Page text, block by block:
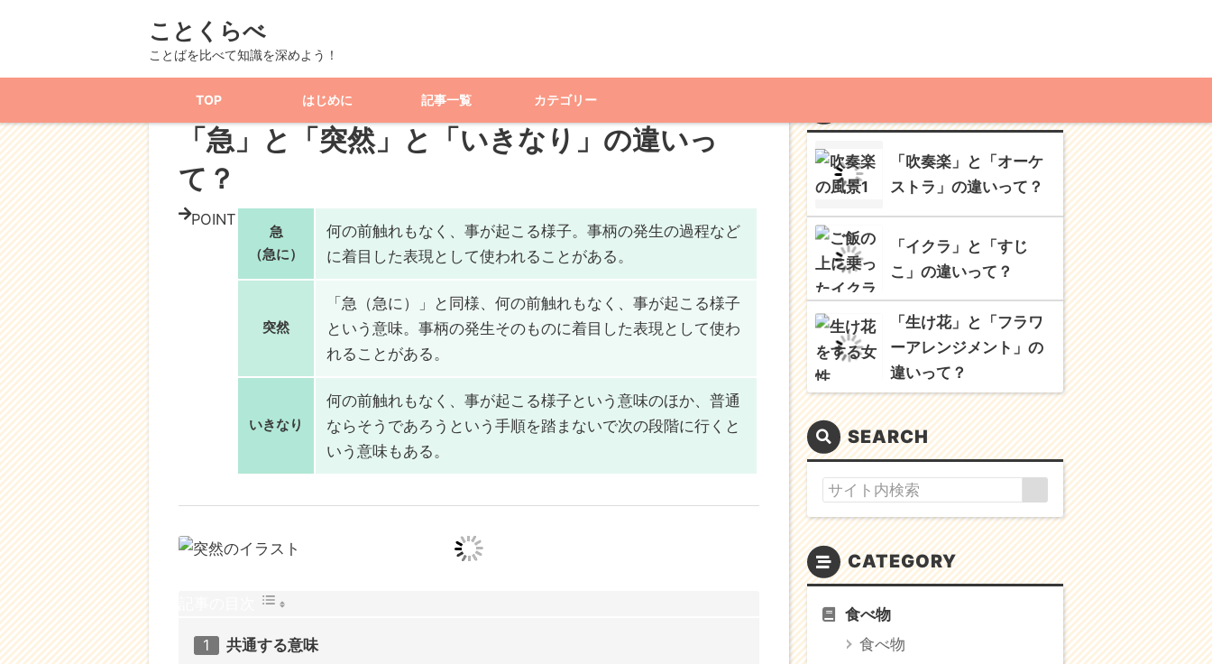
ことくらべ
ことばを比べて知識を深めよう！
TOP はじめに 記事一覧 カテゴリー
TOP 記事一覧 言葉
似ている言葉
「急」と「突然」と「いきなり」の違いっ
て？
POINT
急
（急に）
何の前触れもなく、事が起こる様子。事柄の発生の過程など
に着目した表現として使われることがある。
突然
「急（急に）」と同様、何の前触れもなく、事が起こる様子
という意味。事柄の発生そのものに着目した表現として使わ
れることがある。
いきなり
何の前触れもなく、事が起こる様子という意味のほか、普通
ならそうであろうという 手順を踏まないで次の段階に行く と
いう意味もある。
共通する意味
「吹奏楽」と「オーケ
ストラ」の違いって？
「イクラ」と「すじ
こ」の違いって？
「生け花」と「フラワ
ーアレンジメント」の
違いって？
SEARCH
CATEGORY
食べ物
食べ物